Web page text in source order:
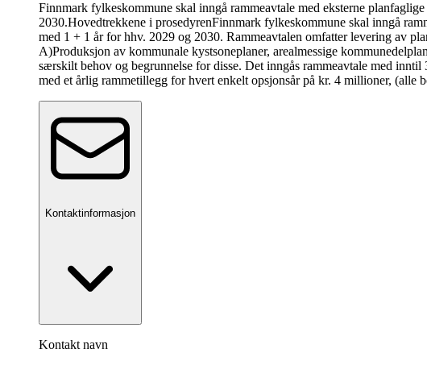
Finnmark fylkeskommune skal inngå rammeavtale med eksterne
2030.Hovedtrekkene i prosedyrenFinnmark fylkeskommune skal inngå
med 1 + 1 år for hhv. 2029 og 2030. Rammeavtalen omfatter levering av
A)Produksjon av kommunale kystsoneplaner, arealmessige
særskilt behov og begrunnelse for disse. Det inngås rammeavtale med
med et årlig rammetillegg for hvert enkelt opsjonsår på kr. 4 millioner, (alle
Kontaktinformasjon
Kontakt navn